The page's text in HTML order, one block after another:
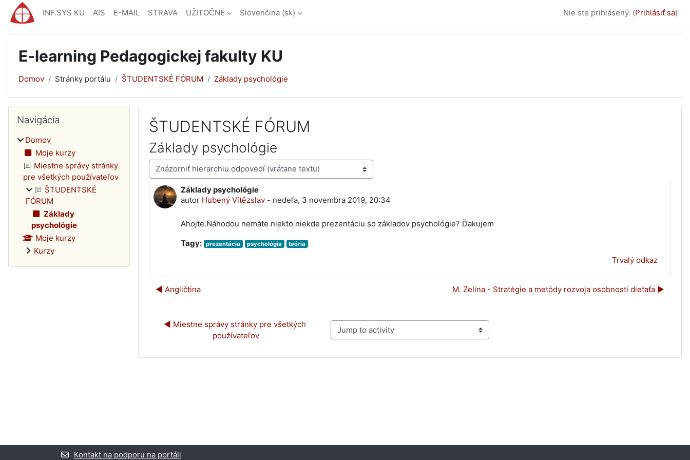
Preskočiť na hlavný obsah
INF.SYS KU AIS E-MAIL STRAVA UŽITOČNÉ Slovenčina ‎(sk)‎ Nie ste prihlásený. (Prihlásiť sa)
E-learning Pedagogickej fakulty KU
Domov Stránky portálu ŠTUDENTSKÉ FÓRUM Základy psychológie
ŠTUDENTSKÉ FÓRUM
Základy psychológie
Mód zobrazenia
Základy psychológie
autor Hubený Vítězslav- nedeľa, 3 novembra 2019, 20:34
Počet odpovedí: 0
Ahojte.Náhodou nemáte niekto niekde prezentáciu so základov psychológie? Ďakujem
Tagy:
prezentácia psychológia teória
Trvalý odkaz
◀︎ Angličtina M. Zelina - Stratégie a metódy rozvoja osobnosti dieťaťa ▶︎
◀︎ Miestne správy stránky pre všetkých
používateľov
Jump to activity
Bloky
Navigácia
Domov
Moje kurzy
Miestne správy stránky
pre všetkých používateľov
ŠTUDENTSKÉ
FÓRUM
Základy
psychológie
Moje kurzy
Kurzy
Kontakt na podporu na portáli